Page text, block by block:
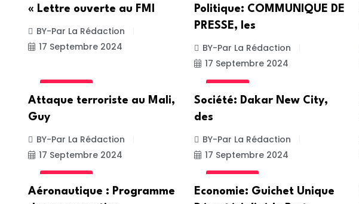
« Lettre ouverte au FMI
BY-Par La Rédaction
17 Septembre 2024
Politique: COMMUNIQUE DE
PRESSE, les
BY-Par La Rédaction
17 Septembre 2024
Attaque terroriste au Mali,
Guy
BY-Par La Rédaction
17 Septembre 2024
Société: Dakar New City,
des
BY-Par La Rédaction
17 Septembre 2024
Aéronautique : Programme
Economie: Guichet Unique